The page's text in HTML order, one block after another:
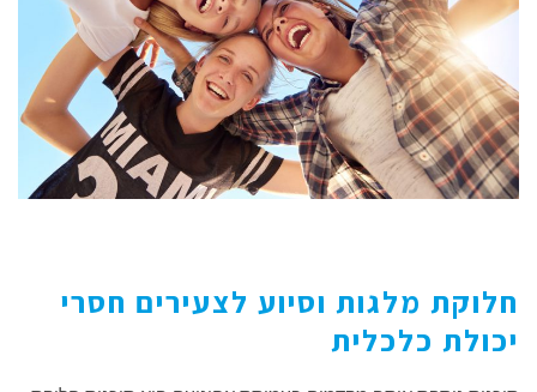
חלוקת מלגות וסיוע לצעירים חסרי
יכולת כלכלית